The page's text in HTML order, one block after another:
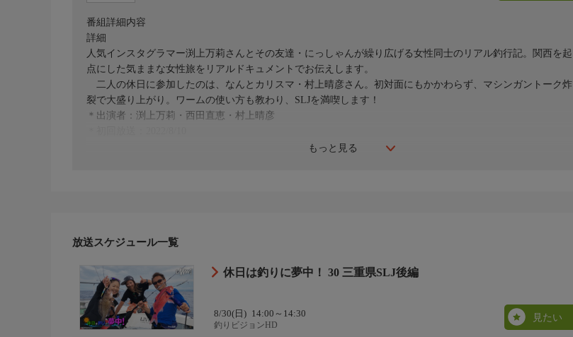
もっと見る
番組詳細内容
詳細
人気インスタグラマー渕上万莉さんとその友達・にっしゃんが繰り広げる女性同士のリアル釣行記。関西を起
点にした気ままな女性旅をリアルドキュメントでお伝えします。
二人の休日に参加したのは、なんとカリスマ・村上晴彦さん。初対面にもかかわらず、マシンガントーク炸
裂で大盛り上がり。ワームの使い方も教わり、SLJを満喫します！
＊出演者：渕上万莉・西田直恵・村上晴彦
放送スケジュール一覧
休日は釣りに夢中！ 30 三重県SLJ後編
8/30(日) 14:00～14:30
釣りビジョンHD
見たい